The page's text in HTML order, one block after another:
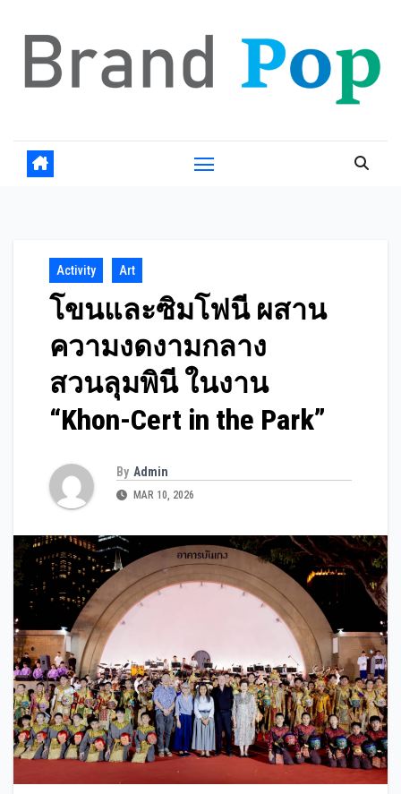
content
Activity Art
โขนและซิมโฟนี ผสาน
ความงดงามกลาง
สวนลุมพินี ในงาน
“Khon-Cert in the Park”
By Admin
MAR 10, 2026